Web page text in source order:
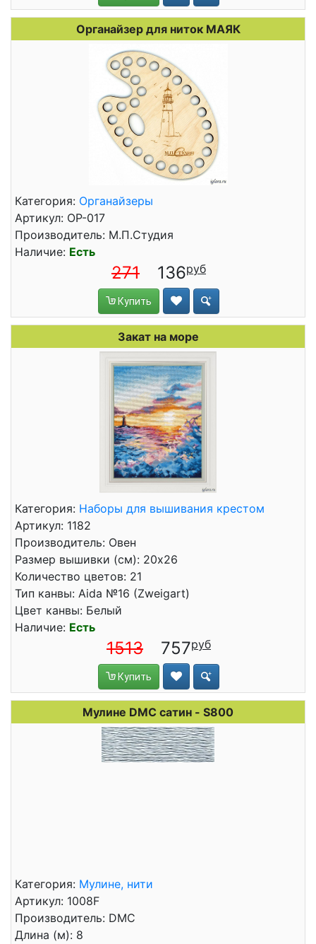
Органайзер для ниток МАЯК
Категория: Органайзеры
Артикул: ОР-017
Производитель: М.П.Студия
Наличие: Есть
271 136
Купить
Закат на море
Категория: Наборы для вышивания крестом
Артикул: 1182
Производитель: Овен
Размер вышивки (см): 20x26
Количество цветов: 21
Тип канвы: Aida №16 (Zweigart)
Цвет канвы: Белый
Наличие: Есть
1513 757
Купить
Мулине DMC сатин - S800
Категория: Мулине, нити
Артикул: 1008F
Производитель: DMC
Длина (м): 8